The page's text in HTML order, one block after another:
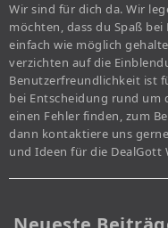
Wir sind für dich da. Wir
möchten, dass du Spaß
einfach wie möglich
verzichten auf die
Benutzerfreundlichkeit ist
bei Entscheidung rund um
einen Fehler finden, zum
dann kontaktiere uns
und Ideen für die DealGott